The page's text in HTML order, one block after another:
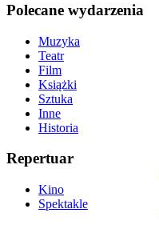
Polecane wydarzenia
Muzyka
Teatr
Film
Książki
Sztuka
Inne
Historia
Repertuar
Kino
Spektakle